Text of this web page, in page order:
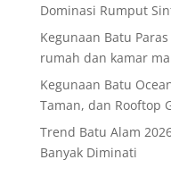
Dominasi Rumput
Kegunaan Batu
rumah dan kamar
Kegunaan Batu
Taman, dan Rooftop
Trend Batu Alam
Banyak Diminati